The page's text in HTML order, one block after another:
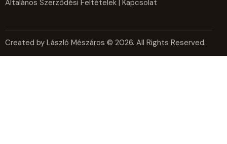
Általános Szerződési Feltételek | Kapcsolat
Created by László Mészáros © 2026. All Rights Reserved.